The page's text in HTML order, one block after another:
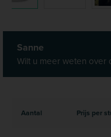
Sanne
Wilt u meer weten over
Aantal Prijs per